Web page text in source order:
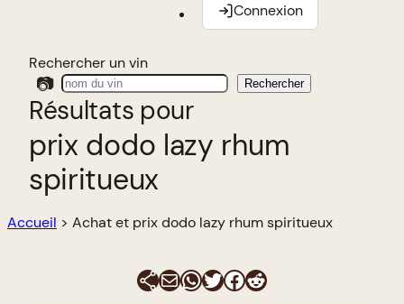
Connexion
Rechercher un vin
📷 Rechercher
Résultats pour
prix dodo lazy rhum
spiritueux
Accueil > Achat et prix dodo lazy rhum spiritueux
E-mailWhatsApp
Twitter
Facebook
Reddit